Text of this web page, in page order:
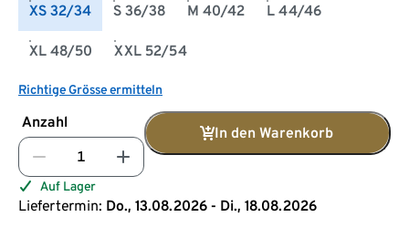
XS 32/34 S 36/38 M 40/42 L 44/46
XL 48/50 XXL 52/54
Richtige Grösse ermitteln
Anzahl
In den Warenkorb
Auf Lager
Liefertermin: Do., 13.08.2026 - Di., 18.08.2026